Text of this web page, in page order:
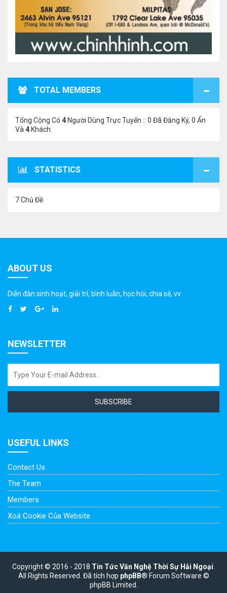
TOTAL MEMBERS
Tổng Cộng Có 4 Người Dùng Trực Tuyến :: 0 Đã Đăng Ký, 0 Ẩn
Và 4 Khách
STATISTICS
7 Chủ Đề
ABOUT US
Diễn đàn sinh hoạt, giải trí, bình luân, học hỏi, chia sẻ, vv.
NEWSLETTER
SUBSCRIBE
USEFUL LINKS
Contact Us
The Team
Members
Xoá Cookie Của Website
Copyright © 2016 - 2018 Tin Tức Văn Nghệ Thời Sự Hải Ngoại
All Rights Reserved. Đã tích hợp phpBB® Forum Software ©
phpBB Limited.